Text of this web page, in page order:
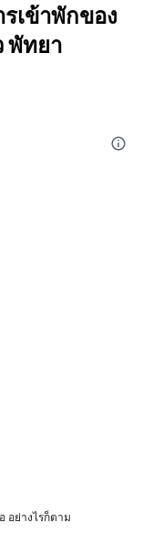
เข้าพักของ
พัทยา
อย่างไรก็ตาม